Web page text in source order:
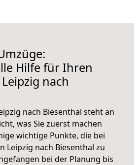
Hilfe für Ihren
nach
nach Biesenthal steht an
was Sie zuerst machen
wichtige Punkte, die bei
Leipzig nach Biesenthal zu
bei der Planung bis